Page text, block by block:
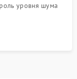
уровня шума
и корректного
оттайки.